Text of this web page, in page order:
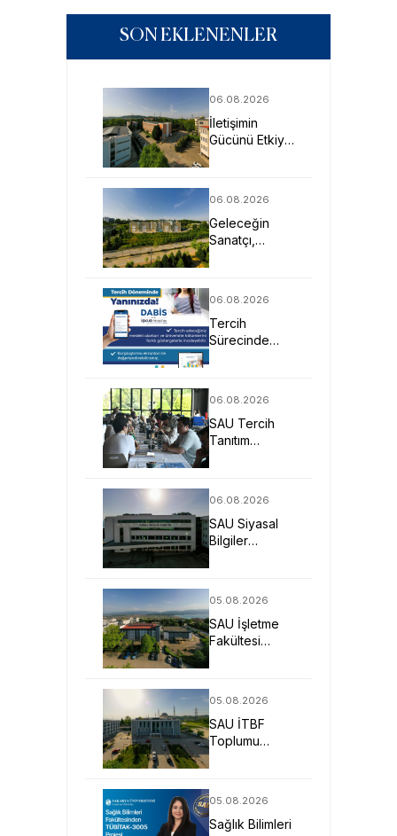
SON EKLENENLER
06.08.2026
İletişimin
Gücünü Etkiye
Yetişiyor
06.08.2026
Geleceğin
Sanatçı,
Fırsatı
06.08.2026
Tercih
Sürecinde
Dijital Destek
06.08.2026
SAU Tercih
Tanıtım
Geleceğine
Işık Tuttu
06.08.2026
SAU Siyasal
Bilgiler
Uzmanlarını
Bekliyor
05.08.2026
SAU İşletme
Fakültesi
Hazırlıyor
05.08.2026
SAU İTBF
Toplumu
Yetiştiriyor
05.08.2026
Sağlık Bilimleri